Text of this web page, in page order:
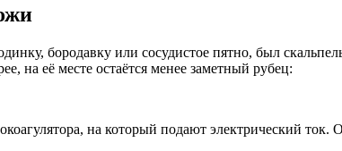
бородавку или сосудистое пятно, был
на её месте остаётся менее заметный рубец:
на который подают электрический ток.